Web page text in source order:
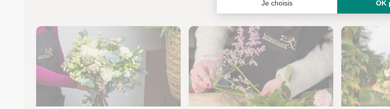
Nos fleuristes à Curlu